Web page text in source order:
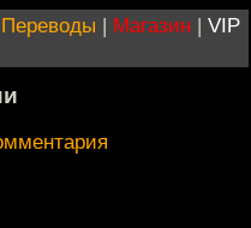
Переводы | Магазин | VIP